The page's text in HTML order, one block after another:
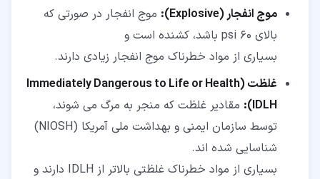
موج انفجار (Explosive):
موج انفجار در صورتی که
بالای 60 psi باشد، کشنده است و
بسیاری از مواد خطرناک موج انفجار زیادی دارند.
غلظت Immediately Dangerous to Life or Health)
IDLH):
مقادیر غلظت که منجر به مرگ می شوند،
توسط سازمان ایمنی و بهداشت ملی آمریکا (NIOSH)
شناسایی شده اند.
بسیاری از مواد خطرناک غلظتی بالاتر از IDLH دارند و